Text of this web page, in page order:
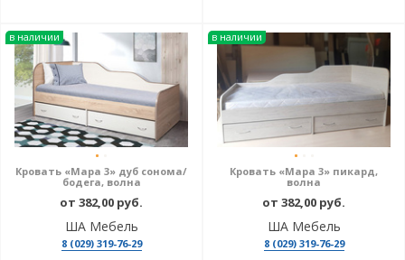
в наличии
Кровать «Мара 3» дуб сонома/
бодега, волна
от 382,00 руб.
ША Мебель
8 (029) 319-76-29
в наличии
Кровать «Мара 3» пикард,
волна
от 382,00 руб.
ША Мебель
8 (029) 319-76-29